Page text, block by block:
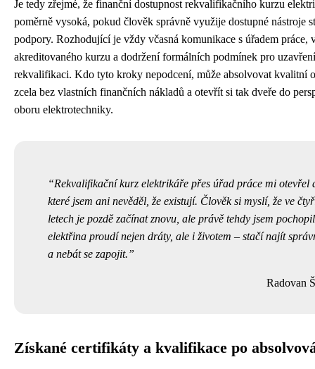
Je tedy zřejmé, že finanční dostupnost rekvalifikačního kurzu
poměrně vysoká, pokud člověk správně využije dostupné nástroje
podpory. Rozhodující je vždy včasná komunikace s úřadem práce,
akreditovaného kurzu a dodržení formálních podmínek pro
rekvalifikaci. Kdo tyto kroky nepodcení, může absolvovat kvalitní
zcela bez vlastních finančních nákladů a otevřít si tak dveře do
oboru elektrotechniky.
Rekvalifikační kurz elektrikáře přes úřad práce mi otevřel
které jsem ani nevěděl, že existují. Člověk si myslí, že ve
letech je pozdě začínat znovu, ale právě tehdy jsem
elektřina proudí nejen dráty, ale i životem – stačí najít
a nebát se zapojit.
Radovan
Získané certifikáty a kvalifikace po